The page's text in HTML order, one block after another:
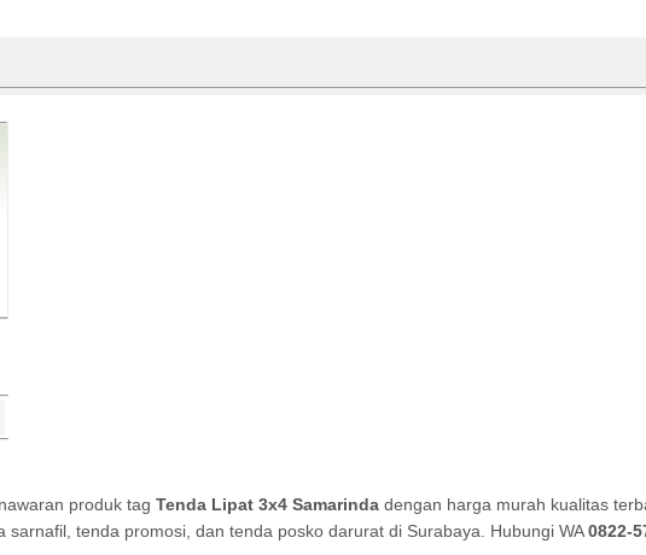
produk tag Tenda Lipat 3x4 Samarindadengan harga murah kualitas
tenda promosi, dan tenda posko darurat di Surabaya. Hubungi WA0822-